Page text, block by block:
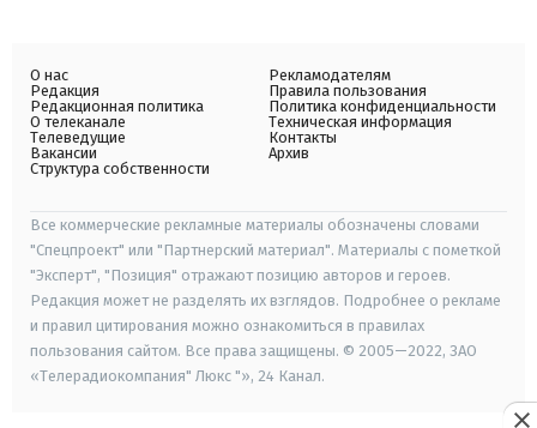
О нас
Редакция
Редакционная политика
О телеканале
Телеведущие
Вакансии
Структура собственности
Рекламодателям
Правила пользования
Политика конфиденциальности
Техническая информация
Контакты
Архив
Все коммерческие рекламные материалы обозначены словами
"Спецпроект" или "Партнерский материал". Материалы с пометкой
"Эксперт", "Позиция" отражают позицию авторов и героев.
Редакция может не разделять их взглядов. Подробнее о рекламе
и правил цитирования можно ознакомиться в правилах
пользования сайтом. Все права защищены. © 2005—2022, ЗАО
«Телерадиокомпания" Люкс "», 24 Канал.